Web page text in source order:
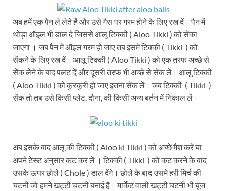
अब हमें एक पैन ले लेते है और उसे गैस पर गरम होने के लिए रख दें। पैन में
थोड़ा ऑइल भी डाल दे जिससे आलू टिक्की ( Aloo Tikki ) को सेंका
जाएगा । जब पैन में ऑइल गरम हो जाए तब इसमें टिक्की ( Tikki ) को
सेंकने के लिए रख दें। आलू टिक्की ( Aloo Tikki ) को एक तरफ अच्छे से
सेंक लेने के बाद पलट दें और दूसरी तरफ भी अच्छे से सेंक लें। आलू टिक्की
( Aloo Tikki ) को कुरकुरी हो जाए इतना सेंक लें। जब टिक्की ( Tikki )
सेंक तो तब उसे किसी प्लेट, दौना, की किसी अन्य बर्तन में निकाल लें।
अब इसके बाद आलू की टिक्की ( Aloo ki Tikki ) को अच्छे मैश करें या
अपने टेस्ट अनुसार कट कर लें । टिक्की ( Tikki ) को कट करने के बाद
उसके ऊपर छोले ( Chole ) डाल देंगे। छोले के बाद उसमे हरी मिर्च की
चटनी जो हमने खट्टी चटनी बनाई है। मार्केट वाली खट्टी चटनी भी यूज